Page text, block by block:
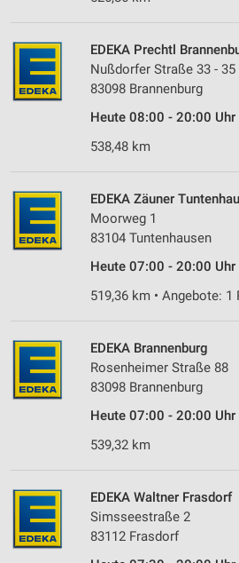
EDEKA Prechtl
Nußdorfer Straße 33 - 35
83098 Brannenburg
Heute 08:00 - 20:00 Uhr
538,48 km
EDEKA Zäuner
Moorweg 1
83104 Tuntenhausen
Heute 07:00 - 20:00 Uhr
519,36 km • Angebote: 1
EDEKA Brannenburg
Rosenheimer Straße 88
83098 Brannenburg
Heute 07:00 - 20:00 Uhr
539,32 km
EDEKA Waltner Frasdorf
Simsseestraße 2
83112 Frasdorf
IAB-Verarbeitungszwecke:
Speichern von oder Zugriff auf
auf einem Endgerät
Werbeanzeigen
Werbung
Verwendung von Profilen zur Auswahl
personalisierter Werbung
Erstellung von Profilen zur
von Inhalten
Verwendung von Profilen zur Auswahl
personalisierter Inhalte
Messung der Werbeleistung
Messung der Performance von
Quellen
Entwicklung und Verbesserung der